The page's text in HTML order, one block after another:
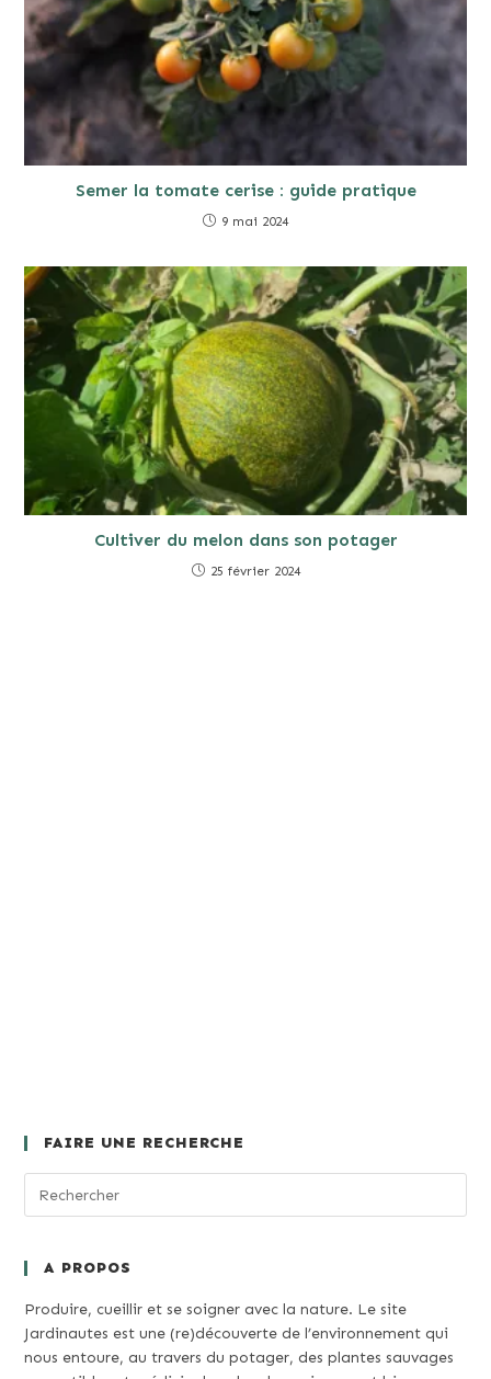
Semer la tomate cerise : guide pratique
9 mai 2024
Cultiver du melon dans son potager
25 février 2024
FAIRE UNE RECHERCHE
A PROPOS
Produire, cueillir et se soigner avec la nature. Le site
Jardinautes est une (re)découverte de l’environnement qui
nous entoure, au travers du potager, des plantes sauvages